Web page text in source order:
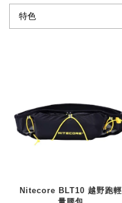
Nitecore BLT10 越野跑輕